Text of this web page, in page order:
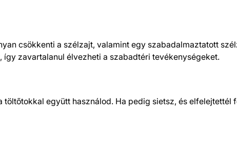
csökkenti a szélzajt, valamint egy szabadalmaztatott
zavartalanul élvezheti a szabadtéri tevékenységeket.
együtt használod. Ha pedig sietsz, és elfelejtettél